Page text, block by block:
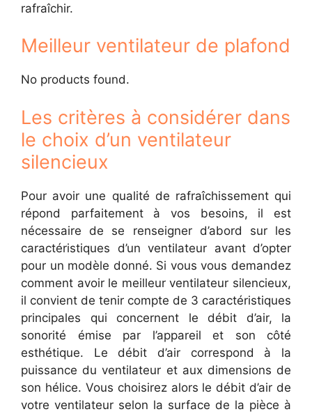
rafraîchir.
Meilleur ventilateur de plafond
No products found.
Les critères à considérer dans
le choix d’un ventilateur
silencieux
Pour avoir une qualité de rafraîchissement qui
répond parfaitement à vos besoins, il est
nécessaire de se renseigner d’abord sur les
caractéristiques d’un ventilateur avant d’opter
pour un modèle donné. Si vous vous demandez
comment avoir le meilleur ventilateur silencieux,
il convient de tenir compte de 3 caractéristiques
principales qui concernent le débit d’air, la
sonorité émise par l’appareil et son côté
esthétique. Le débit d’air correspond à la
puissance du ventilateur et aux dimensions de
son hélice. Vous choisirez alors le débit d’air de
votre ventilateur selon la surface de la pièce à